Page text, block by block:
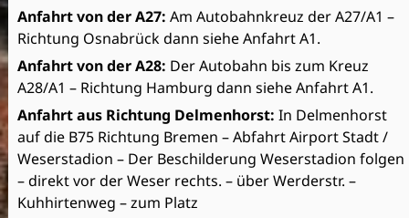
Anfahrt von der A27: Am Autobahnkreuz der A27/A1 –
Richtung Osnabrück dann siehe Anfahrt A1.
Anfahrt von der A28: Der Autobahn bis zum Kreuz
A28/A1 – Richtung Hamburg dann siehe Anfahrt A1.
Anfahrt aus Richtung Delmenhorst: In Delmenhorst
auf die B75 Richtung Bremen – Abfahrt Airport Stadt /
Weserstadion – Der Beschilderung Weserstadion folgen
– direkt vor der Weser rechts. – über Werderstr. –
Kuhhirtenweg – zum Platz